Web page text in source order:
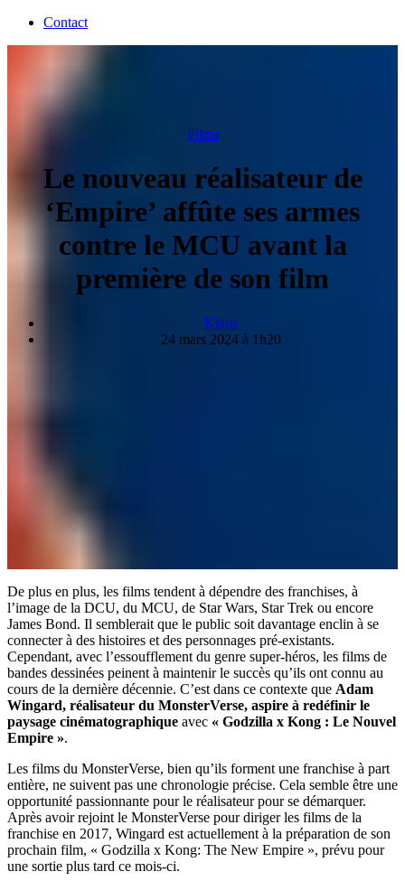
Contact
Films
Le nouveau réalisateur de
‘Empire’ affûte ses armes
contre le MCU avant la
première de son film
Klaus
24 mars 2024 à 1h20
De plus en plus, les films tendent à dépendre des franchises, à
l’image de la DCU, du MCU, de Star Wars, Star Trek ou encore
James Bond. Il semblerait que le public soit davantage enclin à se
connecter à des histoires et des personnages pré-existants.
Cependant, avec l’essoufflement du genre super-héros, les films de
bandes dessinées peinent à maintenir le succès qu’ils ont connu au
cours de la dernière décennie. C’est dans ce contexte que Adam
Wingard, réalisateur du MonsterVerse, aspire à redéfinir le
paysage cinématographique avec « Godzilla x Kong : Le Nouvel
Empire ».
Les films du MonsterVerse, bien qu’ils forment une franchise à part
entière, ne suivent pas une chronologie précise. Cela semble être une
opportunité passionnante pour le réalisateur pour se démarquer.
Après avoir rejoint le MonsterVerse pour diriger les films de la
franchise en 2017, Wingard est actuellement à la préparation de son
prochain film, « Godzilla x Kong: The New Empire », prévu pour
une sortie plus tard ce mois-ci.